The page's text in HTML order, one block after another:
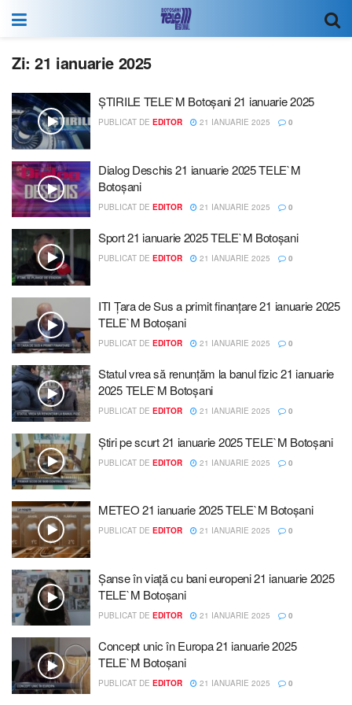
Zi:21 ianuarie 2025
ȘTIRILE TELE`M Botoșani 21 ianuarie 2025
PUBLICAT DE EDITOR 21 IANUARIE 2025 0
Dialog Deschis 21 ianuarie 2025 TELE`M
Botoșani
PUBLICAT DE EDITOR 21 IANUARIE 2025 0
Sport 21 ianuarie 2025 TELE`M Botoșani
PUBLICAT DE EDITOR 21 IANUARIE 2025 0
ITI Țara de Sus a primit finanțare 21 ianuarie 2025
TELE`M Botoșani
PUBLICAT DE EDITOR 21 IANUARIE 2025 0
Statul vrea să renunțăm la banul fizic 21 ianuarie
2025 TELE`M Botoșani
PUBLICAT DE EDITOR 21 IANUARIE 2025 0
Știri pe scurt 21 ianuarie 2025 TELE`M Botoșani
PUBLICAT DE EDITOR 21 IANUARIE 2025 0
METEO 21 ianuarie 2025 TELE`M Botoșani
PUBLICAT DE EDITOR 21 IANUARIE 2025 0
Șanse în viață cu bani europeni 21 ianuarie 2025
TELE`M Botoșani
PUBLICAT DE EDITOR 21 IANUARIE 2025 0
Concept unic în Europa 21 ianuarie 2025
TELE`M Botoșani
PUBLICAT DE EDITOR 21 IANUARIE 2025 0